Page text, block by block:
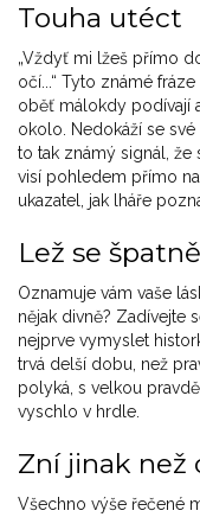
Touha utéct
„Vždyť mi lžeš přímo
očí...“ Tyto známé
oběť málokdy podívají
okolo. Nedokáží se
to tak známý signál,
visí pohledem přímo
ukazatel, jak lháře
Lež se
Oznamuje vám vaše
nějak divně? Zadívejte
nejprve vymyslet
trvá delší dobu, než
polyká, s velkou
vyschlo v hrdle.
Zní jinak než
Všechno výše řečené